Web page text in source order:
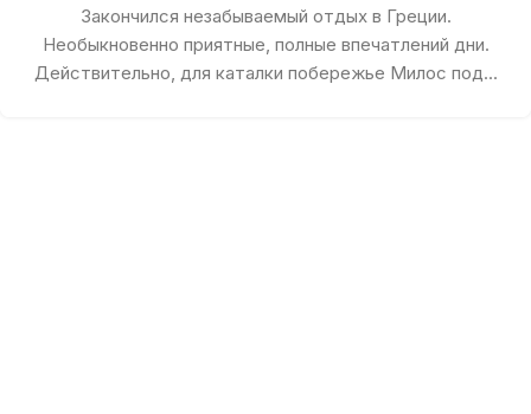
Закончился незабываемый отдых в Греции.
Необыкновенно приятные, полные впечатлений дни.
Действительно, для каталки побережье Милос под...